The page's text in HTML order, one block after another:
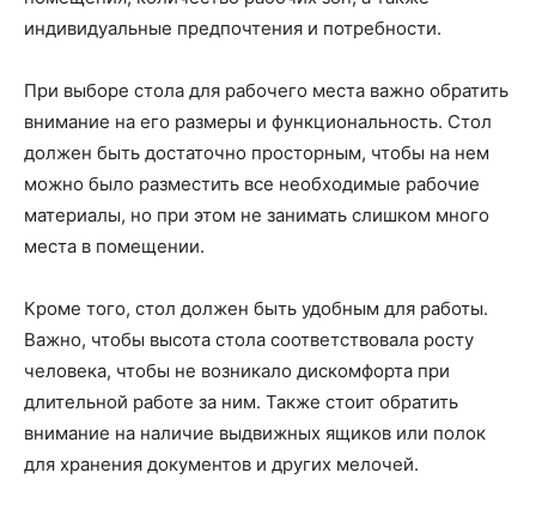
индивидуальные предпочтения и потребности.
При выборе стола для рабочего места важно обратить
внимание на его размеры и функциональность. Стол
должен быть достаточно просторным, чтобы на нем
можно было разместить все необходимые рабочие
материалы, но при этом не занимать слишком много
места в помещении.
Кроме того, стол должен быть удобным для работы.
Важно, чтобы высота стола соответствовала росту
человека, чтобы не возникало дискомфорта при
длительной работе за ним. Также стоит обратить
внимание на наличие выдвижных ящиков или полок
для хранения документов и других мелочей.